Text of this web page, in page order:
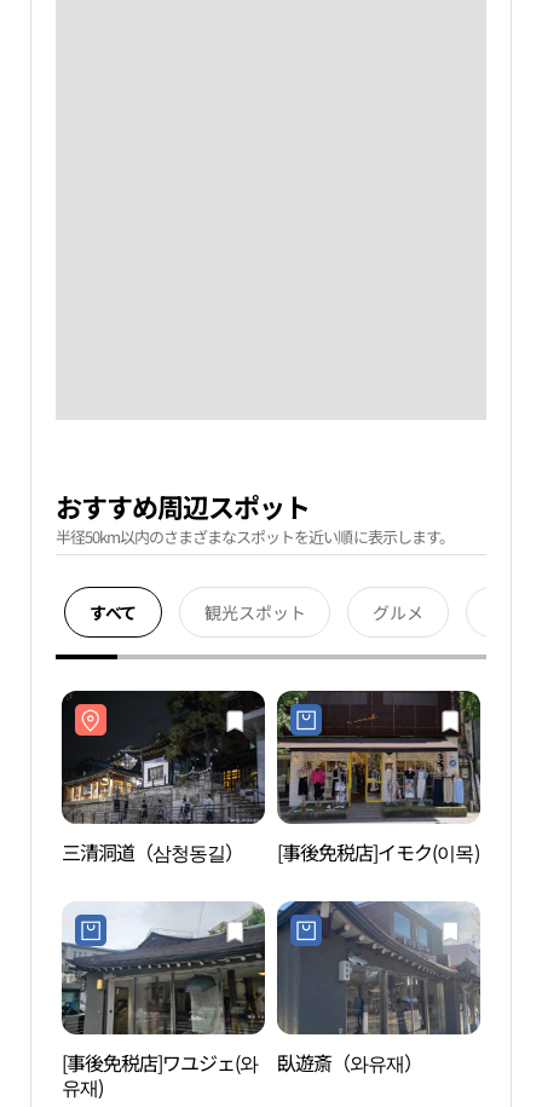
おすすめ周辺スポット
半径50km以内のさまざまなスポットを近い順に表示します。
すべて 観光スポット グルメ
三清洞道（삼청동길） [事後免税店]イモク(이목)
[事後免税店]ワユジェ(와
유재)
臥遊斎（와유재）